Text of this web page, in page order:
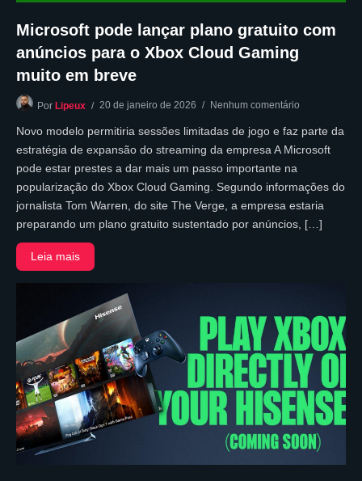
Microsoft pode lançar plano gratuito com
anúncios para o Xbox Cloud Gaming
muito em breve
Por Lipeux 20 de janeiro de 2026 Nenhum comentário
Novo modelo permitiria sessões limitadas de jogo e faz parte da
estratégia de expansão do streaming da empresa A Microsoft
pode estar prestes a dar mais um passo importante na
popularização do Xbox Cloud Gaming. Segundo informações do
jornalista Tom Warren, do site The Verge, a empresa estaria
preparando um plano gratuito sustentado por anúncios, […]
Leia mais